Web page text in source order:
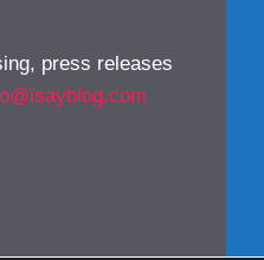
press releases